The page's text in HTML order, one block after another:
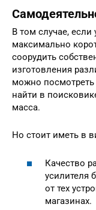
В том случае,
максимально
соорудить
изготовления
можно посмотреть
найти в
масса.
Но стоит иметь в
Качество
усилителя
от тех
магазинах.